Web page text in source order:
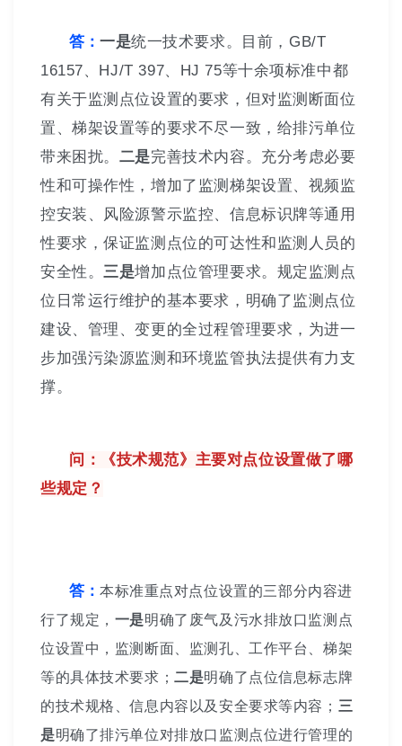
答： 一是统一技术要求。目前，GB/T
16157、HJ/T 397、HJ 75等十余项标准中都
有关于监测点位设置的要求，但对监测断面位
置、梯架设置等的要求不尽一致，给排污单位
带来困扰。 二是完善技术内容。充分考虑必要
性和可操作性，增加了监测梯架设置、视频监
控安装、风险源警示监控、信息标识牌等通用
性要求，保证监测点位的可达性和监测人员的
安全性。三是增加点位管理要求。规定监测点
位日常运行维护的基本要求，明确了监测点位
建设、管理、变更的全过程管理要求，为进一
步加强污染源监测和环境监管执法提供有力支
撑。
问：《技术规范》主要对点位设置做了哪
些规定？
答： 本标准重点对点位设置的三部分内容进
行了规定， 一是明确了废气及污水排放口监测点
位设置中，监测断面、监测孔、工作平台、梯架
等的具体技术要求；二是明确了点位信息标志牌
的技术规格、信息内容以及安全要求等内容； 三
是明确了排污单位对排放口监测点位进行管理的